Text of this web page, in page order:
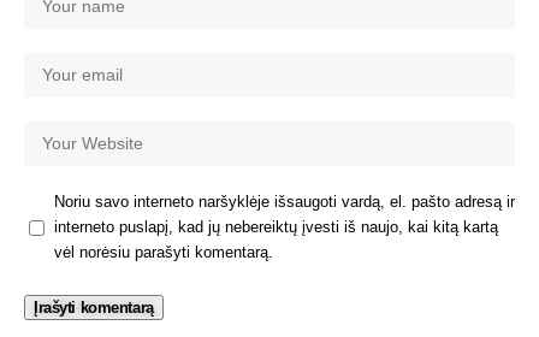
Noriu savo interneto naršyklėje išsaugoti vardą, el. pašto adresą ir
interneto puslapį, kad jų nebereiktų įvesti iš naujo, kai kitą kartą
vėl norėsiu parašyti komentarą.